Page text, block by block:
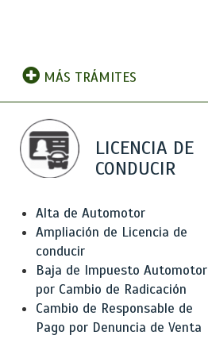
MÁS TRÁMITES
LICENCIA DE
CONDUCIR
Alta de Automotor
Ampliación de Licencia de
conducir
Baja de Impuesto Automotor
por Cambio de Radicación
Cambio de Responsable de
Pago por Denuncia de Venta